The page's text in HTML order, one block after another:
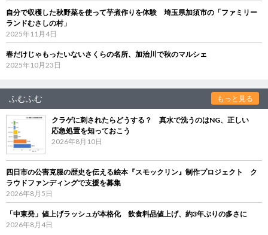
自分で収穫した秋野菜を使って芋煮作りを体験 埼玉県加須市の「ファミリー
ランドむさしの村」
2025年11月4日
春だけじゃもったいないさくらの名所、加治川で秋のマルシェ
2025年10月23日
ふむふむ もっと見る
クラゲに刺されたらどうする？ 真水で洗うのはNG、正しい
応急処置を知っておこう
2026年8月10日
四日市の公害克服の歴史を伝える絵本『スモックリン』制作プロジェクト ク
ラウドファンディングで支援を募集
2026年8月5日
「中東発」値上げラッシュが本格化 飲食料品値上げ、約3年ぶりの多さに
2026年8月4日